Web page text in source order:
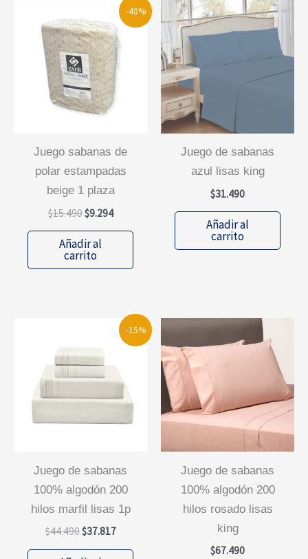
-40%
juego sabanas de
polar estampadas
beige 1 plaza
$15.490El
original
era:
$9.294El
actual
$9.294.
Añadir al
carrito
juego de sabanas
azul lisas king
$31.490
Añadir al
carrito
-15%
juego de sabanas
100% algodón 200
hilos marfil lisas 1p
$44.490El
$37.817El
juego de sabanas
100% algodón 200
hilos rosado lisas
king
$67.490